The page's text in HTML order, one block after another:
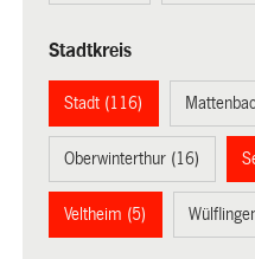
Stadtkreis
Stadt (116)
Oberwinterthur (16)
Veltheim (5)